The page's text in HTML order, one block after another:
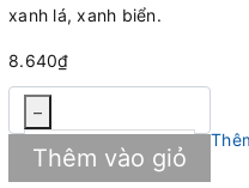
xanh lá, xanh biển.
8.640₫
–
Thêm vào giỏ